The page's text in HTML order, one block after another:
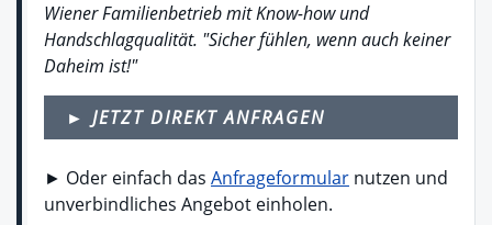
Wiener Familienbetrieb mit Know-how und
Handschlagqualität. "Sicher fühlen, wenn auch keiner
Daheim ist!"
► JETZT DIREKT ANFRAGEN
► Oder einfach das Anfrageformular nutzen und
unverbindliches Angebot einholen.